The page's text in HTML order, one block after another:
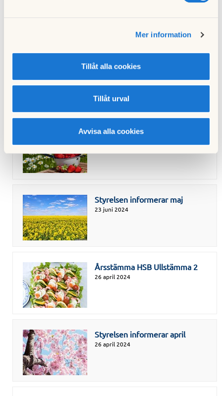
Mer information
Tillåt alla cookies
Tillåt urval
Avvisa alla cookies
Styrelsen informerar aug
Styrelsen informerar juni
Styrelsen informerar maj
23 juni 2024
Årsstämma HSB Ullstämma 2
26 april 2024
Styrelsen informerar april
26 april 2024